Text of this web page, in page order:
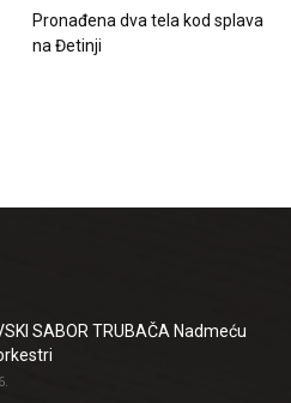
Pronađena dva tela kod splava
na Đetinji
SABOR TRUBAČA Nadmeću